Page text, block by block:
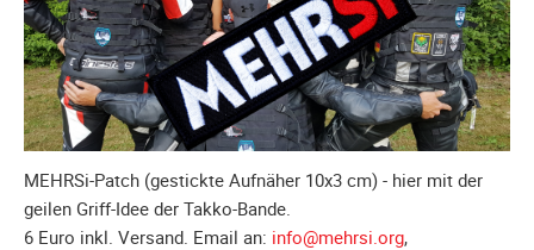
Aktionen
Info/Presse
Unterfahrschutz
Unterfahrschutz
Erfolge
MEHRSi-Patch (gestickte Aufnäher 10x3 cm) - hier mit der
geilen Griff-Idee der Takko-Bande.
6 Euro inkl. Versand. Email an: info@mehrsi.org,